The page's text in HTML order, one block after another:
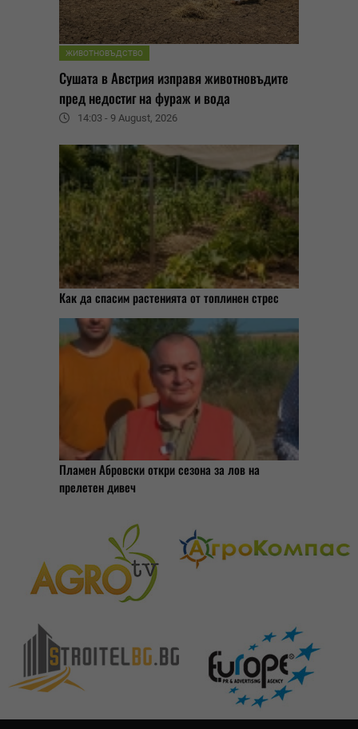
ЖИВОТНОВЪДСТВО
Сушата в Австрия изправя животновъдите
пред недостиг на фураж и вода
14:03 - 9 August, 2026
Как да спасим растенията от топлинен стрес
Пламен Абровски откри сезона за лов на
прелетен дивеч